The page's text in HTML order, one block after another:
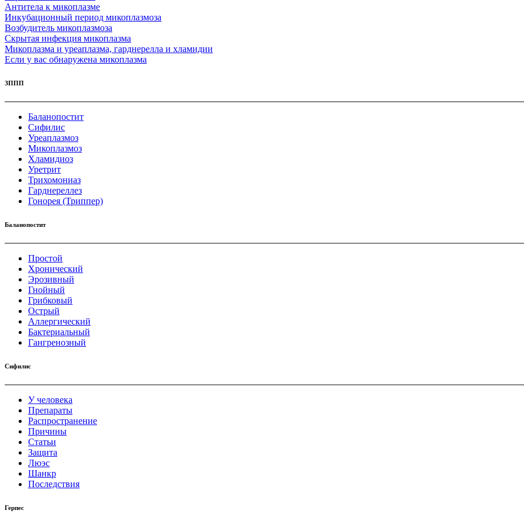
Антитела к микоплазме
Инкубационный период микоплазмоза
Возбудитель микоплазмоза
Скрытая инфекция микоплазма
Микоплазма и уреаплазма, гарднерелла и хламидии
Если у вас обнаружена микоплазма
ЗППП
Баланопостит
Сифилис
Уреаплазмоз
Микоплазмоз
Хламидиоз
Уретрит
Трихомониаз
Гарднереллез
Гонорея (Триппер)
Баланопостит
Простой
Хронический
Эрозивный
Гнойный
Грибковый
Острый
Аллергический
Бактериальный
Гангренозный
Сифилис
У человека
Препараты
Распространение
Причины
Статьи
Защита
Люэс
Шанкр
Последствия
Герпес